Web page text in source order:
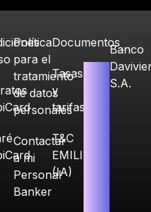
Política
para el
tratamiento
de datos
personales
Contactar
a mi
Personal
Banker
Documentos
Tasas
y
tarifas
T&C
EMILIA
(IA)
Banco
S.A.